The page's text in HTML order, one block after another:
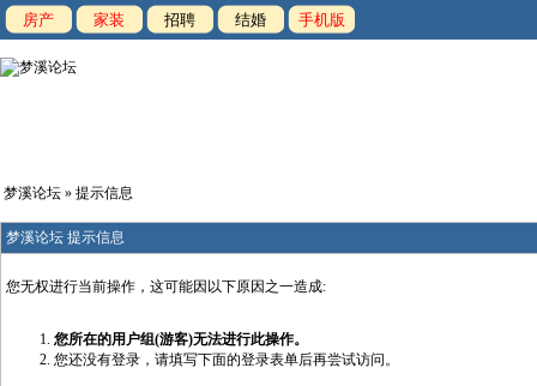
房产 家装 招聘 结婚 手机版
梦溪论坛 » 提示信息
梦溪论坛 提示信息
您无权进行当前操作，这可能因以下原因之一造成:
您所在的用户组(游客)无法进行此操作。
您还没有登录，请填写下面的登录表单后再尝试访问。